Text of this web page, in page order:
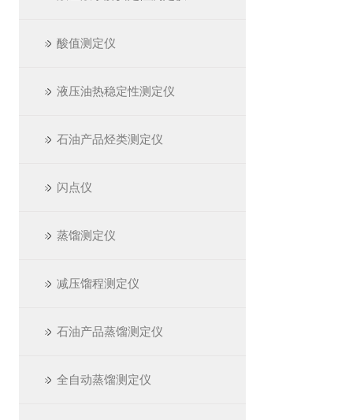
酸值测定仪
液压油热稳定性测定仪
石油产品烃类测定仪
闪点仪
蒸馏测定仪
减压馏程测定仪
石油产品蒸馏测定仪
全自动蒸馏测定仪